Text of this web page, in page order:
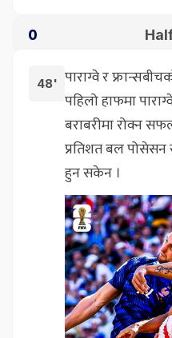
0
48' पाराग्वे र
पहिलो हाफमा
बराबरीमा रोक्न
प्रतिशत बल पोसेसन
हुन सकेन ।